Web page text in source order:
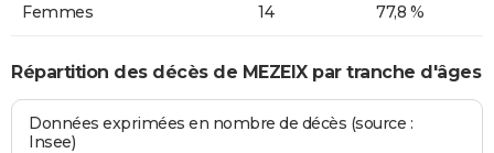
Femmes 14 77,8 %
Répartition des décès de MEZEIX par tranche d'âges
Données exprimées en nombre de décès (source :
Insee)